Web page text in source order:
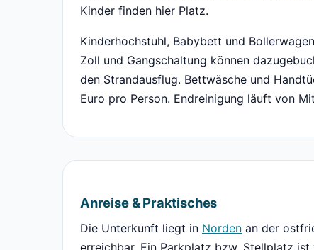
Kinder finden hier Platz.
Kinderhochstuhl, Babybett und
Zoll und Gangschaltung können
den Strandausflug. Bettwäsche und
Euro pro Person. Endreinigung läuft von
Anreise & Praktisches
Die Unterkunft liegt in Norden an der